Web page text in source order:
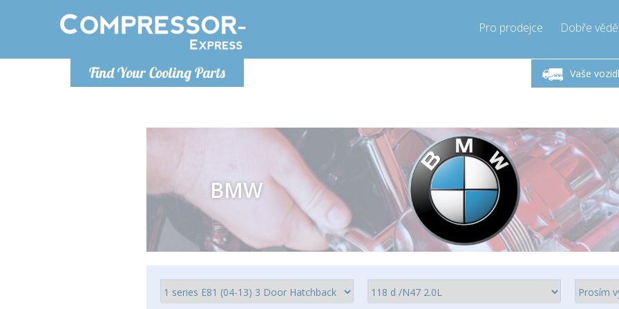
Find Your Cooling Parts
Pro prodejce Dobře
Vaše
Pondělí-Pátek 9-17h
Zavolejte teď!
+421905357897
BMW